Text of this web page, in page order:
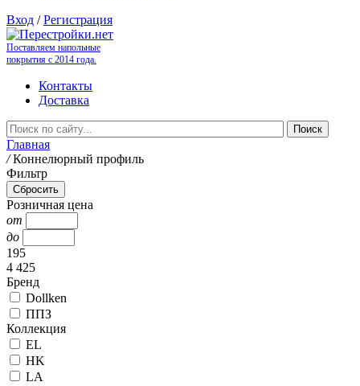
Вход /Регистрация
Поставляем напольные
покрытия с 2014 года.
Контакты
Доставка
Главная
/ Коннелюрный профиль
Фильтр
Розничная цена
от
до
195
4 425
Бренд
Dollken
ППЗ
Коллекция
EL
HK
LA